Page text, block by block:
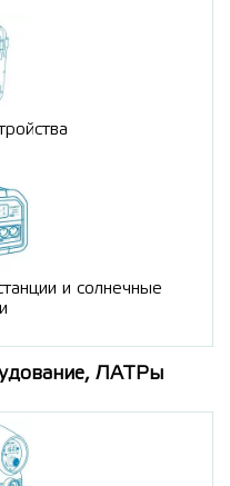
и солнечные
ЛАТРы